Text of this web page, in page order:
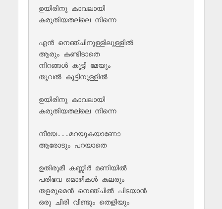
ഉയിരിനു കാവലായി
കരുതിയതല്ലെ നിന്നെ
എൻ നെഞ്ചിനുള്ളിലുള്ളിൽ
ആരും കണ്ടിടാതെ
നിറങ്ങൾ കൂട്ടി മേയും
തൂവൽ കൂട്ടിനുള്ളിൽ
ഉയിരിനു കാവലായി
കരുതിയതല്ലെ നിന്നെ
നീയേ...മറയുകയാണോ
ആരോടും പറയാതെ
ഉതിരുമീ കണ്ണീർ മണിയിൽ
പരിഭവ മൊഴികൾ കലരും
തളരുമെൻ നെഞ്ചിൽ പിടയാൻ
ഒരു ചിരി വീണ്ടും തെളിയും